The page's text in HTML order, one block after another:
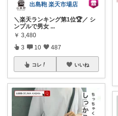
出島鞄 楽天市場店
＼楽天ランキング第1位🏆／ シ
ンプルで男女 ...
￥ 3,480
3 10 487
コレ いいね